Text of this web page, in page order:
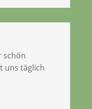
schön
uns täglich